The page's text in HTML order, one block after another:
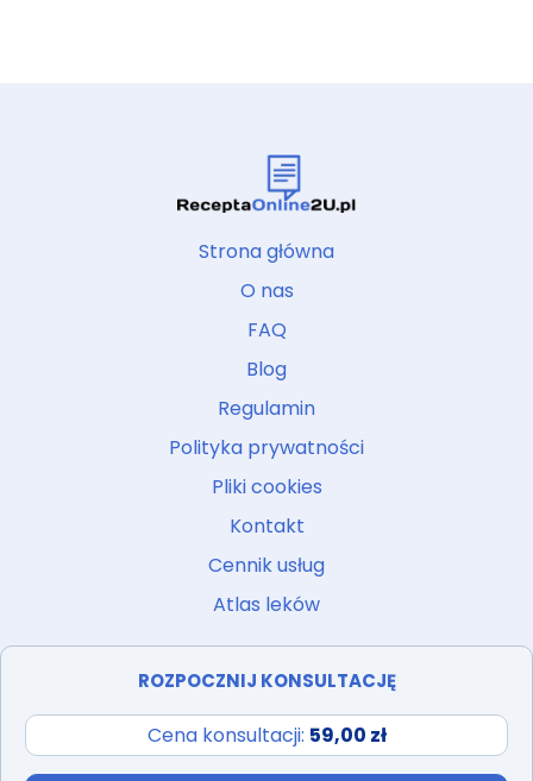
ROZPOCZNIJ KONSULTACJĘ
Cena konsultacji: 59,00 zł
Strona główna
O nas
FAQ
Blog
Regulamin
Polityka prywatności
Pliki cookies
Kontakt
Cennik usług
Atlas leków